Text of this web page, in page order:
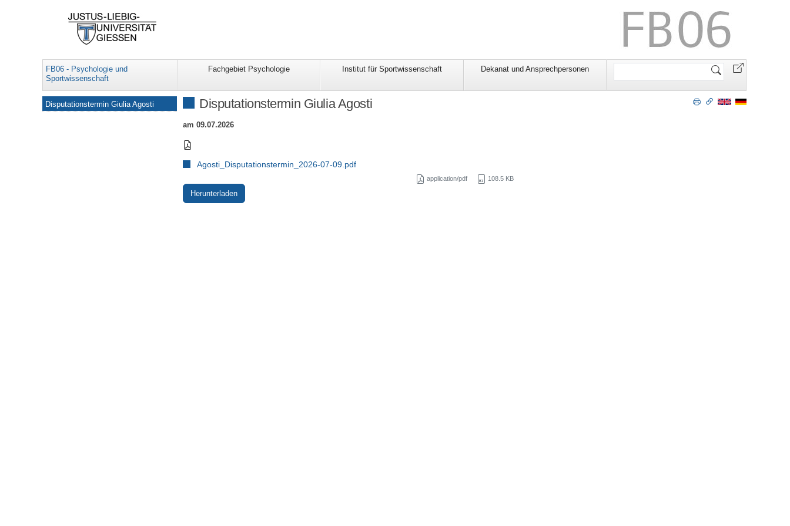
FB06 - Psychologie und
Sportwissenschaft
Fachgebiet Psychologie Institut für Sportwissenschaft Dekanat und Ansprechpersonen
Website
Disputationstermin Giulia Agosti
am 09.07.2026
Agosti_Disputationstermin_2026-07-09.pdf
application/pdf 108.5 KB
Herunterladen
Navigation
Disputationstermin Giulia Agosti